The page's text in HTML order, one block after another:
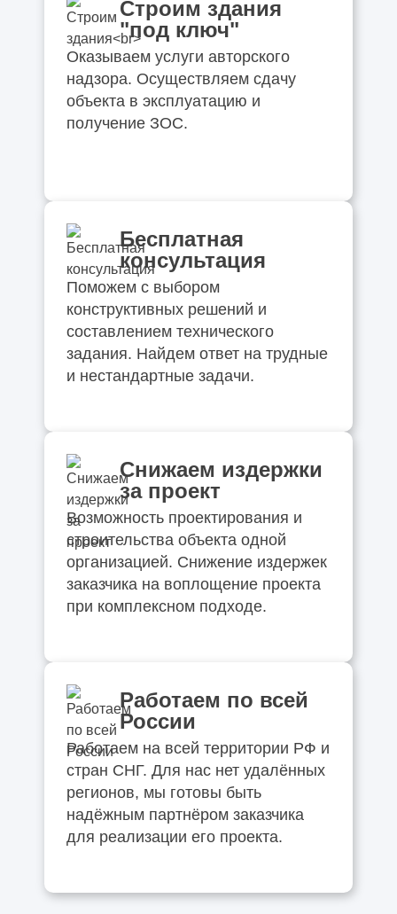
Строим здания
"под ключ"
Оказываем услуги авторского
надзора. Осуществляем сдачу
объекта в эксплуатацию и
получение ЗОС.
Бесплатная
консультация
Поможем с выбором
конструктивных решений и
составлением технического
задания. Найдем ответ на трудные
и нестандартные задачи.
Снижаем издержки
за проект
Возможность проектирования и
строительства объекта одной
организацией. Снижение издержек
заказчика на воплощение проекта
при комплексном подходе.
Работаем по всей
России
Работаем на всей территории РФ и
стран СНГ. Для нас нет удалённых
регионов, мы готовы быть
надёжным партнёром заказчика
для реализации его проекта.